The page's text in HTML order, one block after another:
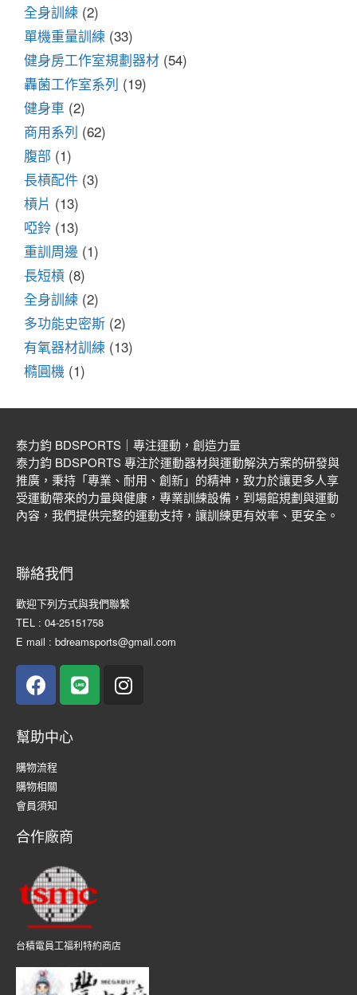
全身訓練 (2)
單機重量訓練 (33)
健身房工作室規劃器材 (54)
轟菌工作室系列 (19)
健身車 (2)
商用系列 (62)
腹部 (1)
長槓配件 (3)
槓片 (13)
啞鈴 (13)
重訓周邊 (1)
長短槓 (8)
全身訓練 (2)
多功能史密斯 (2)
有氧器材訓練 (13)
橢圓機 (1)
泰力鈞 BDSPORTS｜專注運動，創造力量
泰力鈞 BDSPORTS 專注於運動器材與運動解決方案的研發與
推廣，秉持「專業、耐用、創新」的精神，致力於讓更多人享
受運動帶來的力量與健康，專業訓練設備，到場館規劃與運動
內容，我們提供完整的運動支持，讓訓練更有效率、更安全。
聯絡我們
歡迎下列方式與我們聯繫
TEL : 04-25151758
E mail : bdreamsports@gmail.com
幫助中心
購物流程
購物相關
會員須知
合作廠商
台積電員工福利特約商店